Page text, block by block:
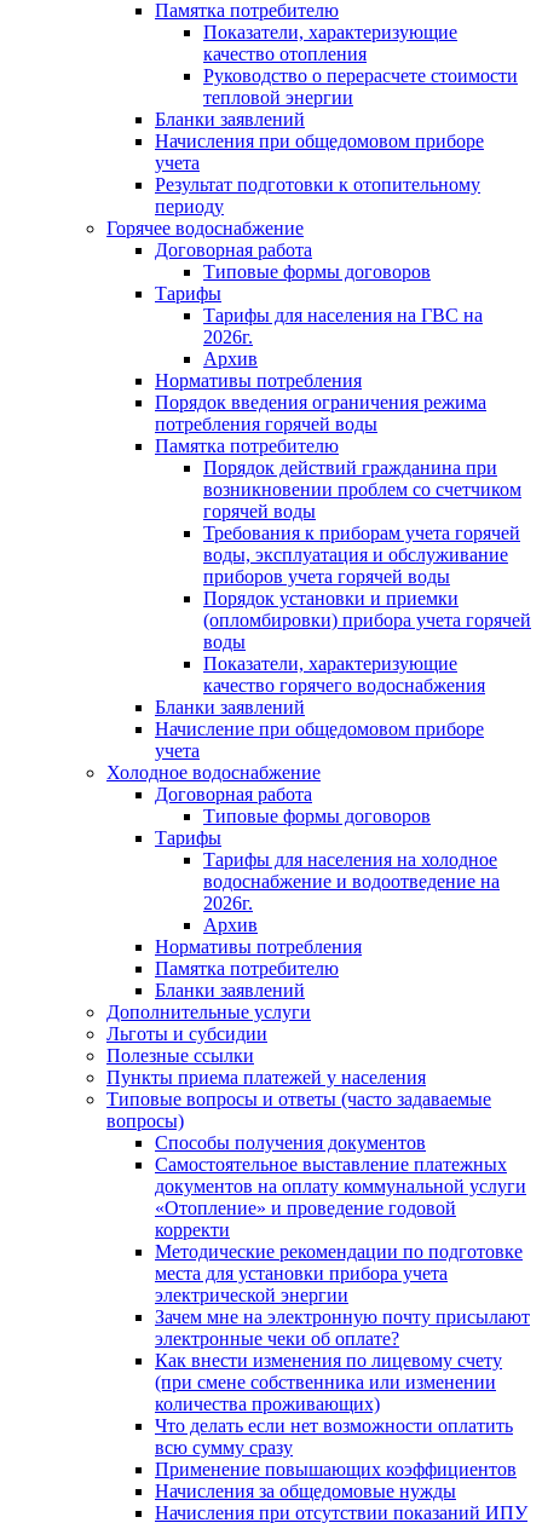
Памятка потребителю
Показатели, характеризующие
качество отопления
Руководство о перерасчете стоимости
тепловой энергии
Бланки заявлений
Начисления при общедомовом приборе
учета
Результат подготовки к отопительному
периоду
Горячее водоснабжение
Договорная работа
Типовые формы договоров
Тарифы
Тарифы для населения на ГВС на
2026г.
Архив
Нормативы потребления
Порядок введения ограничения режима
потребления горячей воды
Памятка потребителю
Порядок действий гражданина при
возникновении проблем со счетчиком
горячей воды
Требования к приборам учета горячей
воды, эксплуатация и обслуживание
приборов учета горячей воды
Порядок установки и приемки
(опломбировки) прибора учета горячей
воды
Показатели, характеризующие
качество горячего водоснабжения
Бланки заявлений
Начисление при общедомовом приборе
учета
Холодное водоснабжение
Договорная работа
Типовые формы договоров
Тарифы
Тарифы для населения на холодное
водоснабжение и водоотведение на
2026г.
Архив
Нормативы потребления
Памятка потребителю
Бланки заявлений
Дополнительные услуги
Льготы и субсидии
Полезные ссылки
Пункты приема платежей у населения
Типовые вопросы и ответы (часто задаваемые
вопросы)
Способы получения документов
Самостоятельное выставление платежных
документов на оплату коммунальной услуги
«Отопление» и проведение годовой
корректи
Методические рекомендации по подготовке
места для установки прибора учета
электрической энергии
Зачем мне на электронную почту присылают
электронные чеки об оплате?
Как внести изменения по лицевому счету
(при смене собственника или изменении
количества проживающих)
Что делать если нет возможности оплатить
всю сумму сразу
Применение повышающих коэффициентов
Начисления за общедомовые нужды
Начисления при отсутствии показаний ИПУ